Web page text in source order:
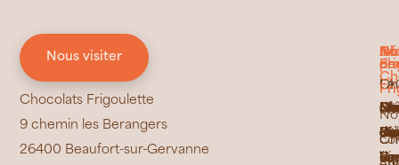
Nous visiter
Chocolats Frigoulette
9 chemin les Berangers
26400 Beaufort-sur-Gervanne
La
de
de
de
La
de
de
de
la
Le
La
/
de